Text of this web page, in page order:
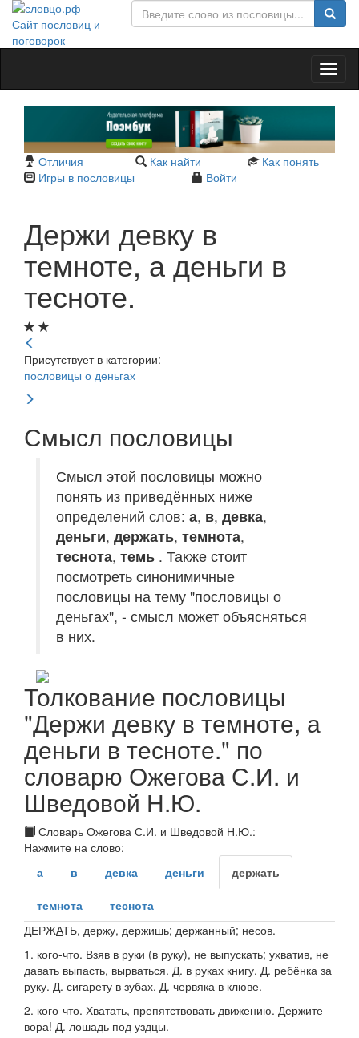
Отличия Как найти
Как понять
Игры в пословицы
Войти
Держи девку в
темноте, а деньги в
тесноте.
Присутствует в категории:
пословицы о деньгах
Смысл пословицы
Смысл этой пословицы можно
понять из приведённых ниже
определений слов: а, в, девка,
деньги, держать, темнота,
теснота, темь . Также стоит
посмотреть синонимичные
пословицы на тему "пословицы о
деньгах", - смысл может объясняться
в них.
Толкование пословицы
"Держи девку в темноте, а
деньги в тесноте." по
словарю Ожегова С.И. и
Шведовой Н.Ю.
Словарь Ожегова С.И. и Шведовой Н.Ю.:
Нажмите на слово:
а
в девка деньги держать
темнота
теснота
ДЕРЖАТЬ, держу, держишь; держанный; несов.
1. кого-что. Взяв в руки (в руку), не выпускать; ухватив, не
давать выпасть, вырваться. Д. в руках книгу. Д. ребёнка за
руку. Д. сигарету в зубах. Д. червяка в клюве.
2. кого-что. Хватать, препятствовать движению. Держите
вора! Д. лошадь под уздцы.